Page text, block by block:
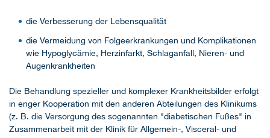
die Verbesserung der Lebensqualität
die Vermeidung von Folgeerkrankungen und Komplikationen
wie Hypoglycämie, Herzinfarkt, Schlaganfall, Nieren- und
Augenkrankheiten
Die Behandlung spezieller und komplexer Krankheitsbilder erfolgt
in enger Kooperation mit den anderen Abteilungen des Klinikums
(z. B. die Versorgung des sogenannten "diabetischen Fußes" in
Zusammenarbeit mit der Klinik für Allgemein-, Visceral- und